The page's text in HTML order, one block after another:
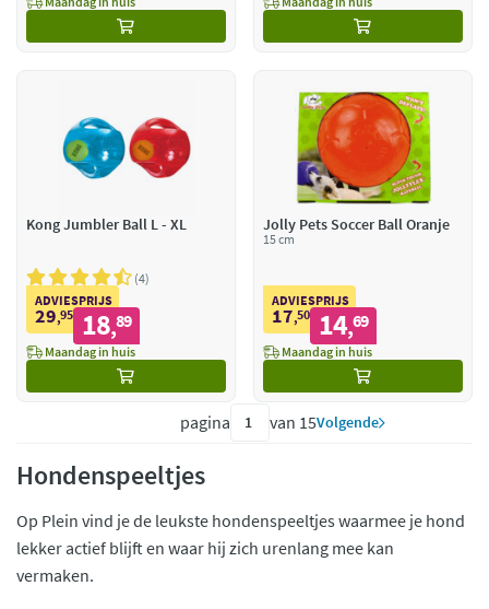
Kong Jumbler Ball L - XL
4
ADVIESPRIJS
29,95 18,89
Maandag in huis
Jolly Pets Soccer Ball Oranje
15 cm
ADVIESPRIJS
17,50 14,69
Maandag in huis
pagina van 15Volgende
Hondenspeeltjes
Op Plein vind je de leukste hondenspeeltjes waarmee je hond
lekker actief blijft en waar hij zich urenlang mee kan
vermaken.